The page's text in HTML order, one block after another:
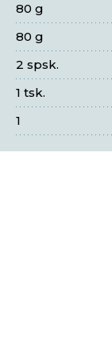
80 g
80 g
2 spsk.
1 tsk.
1